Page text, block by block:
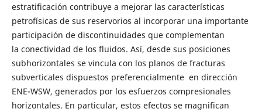
estratificación contribuye a mejorar las características
petrofísicas de sus reservorios al incorporar una importante
participación de discontinuidades que complementan
la conectividad de los fluidos. Así, desde sus posiciones
subhorizontales se vincula con los planos de fracturas
subverticales dispuestos preferencialmente en dirección
ENE-WSW, generados por los esfuerzos compresionales
horizontales. En particular, estos efectos se magnifican